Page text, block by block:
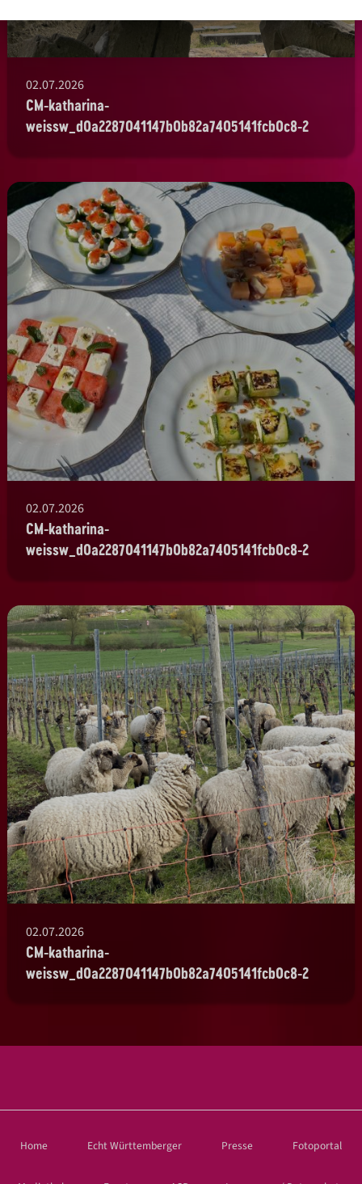
02.07.2026
CM-katharina-
weissw_d0a2287041147b0b82a7405141fcb0c8-2
02.07.2026
CM-katharina-
weissw_d0a2287041147b0b82a7405141fcb0c8-2
02.07.2026
CM-katharina-
weissw_d0a2287041147b0b82a7405141fcb0c8-2
Home Echt Württemberger Presse Fotoportal